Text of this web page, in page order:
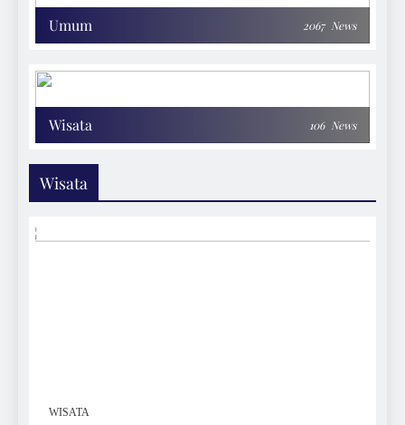
Umum 2067 News
Wisata 106 News
Wisata
WISATA